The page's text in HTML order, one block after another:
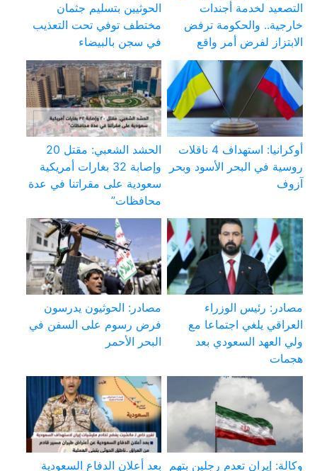
التصعيد لخدمة أجندات
خارجية.. والحكومة ترفض
الابتزاز لفرض أمر واقع
الحوثيين بتسليم جثمان
مختطف توفي تحت التعذيب
في سجن بالبيضاء
أوكرانيا: استهداف 4 ناقلات
روسية في البحر الأسود وبحر
آزوف
الحشد الشعبي: مقتل 20
وإصابة 32 بغارات أمريكية
سعودية على مقراتنا في عدة
محافظات”
مصادر: رئيس الوزراء
العراقي يلغي اجتماعا مع
ولي العهد السعودي بعد
هجمات
مصادر: الحوثيون يدرسون
فرض رسوم على السفن في
البحر الأحمر
وكالة: إيران تعدم رجلين بتهم بعد أعلان الدفاع السعودية